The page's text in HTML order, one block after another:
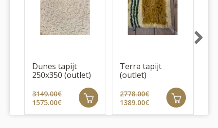
Dunes tapijt
250x350 (outlet)
3149.00€
1575.00€
Terra tapijt
(outlet)
2778.00€
1389.00€